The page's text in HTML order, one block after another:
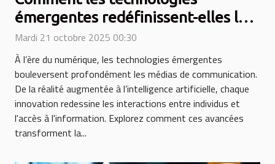
émergentes redéfinissent-elles les
médias de communication ?
Mardi 21 octobre 2025 00:30
À l’ère du numérique, les technologies émergentes
bouleversent profondément les médias de communication.
De la réalité augmentée à l’intelligence artificielle, chaque
innovation redessine les interactions entre individus et
l'accès à l'information. Explorez comment ces avancées
transforment la...